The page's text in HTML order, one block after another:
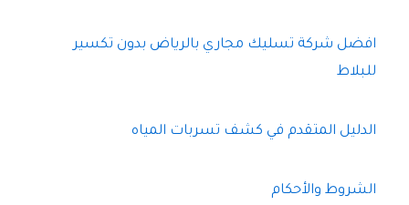
افضل شركة تسليك مجاري بالرياض بدون تكسير
للبلاط
الدليل المتقدم في كشف تسربات المياه
الشروط والأحكام